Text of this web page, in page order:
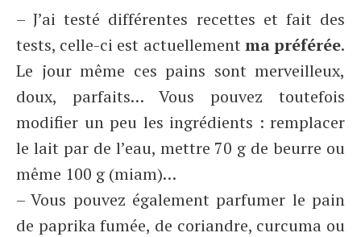
– J’ai testé différentes recettes et fait des
tests, celle-ci est actuellement ma préférée.
Le jour même ces pains sont merveilleux,
doux, parfaits… Vous pouvez toutefois
modifier un peu les ingrédients : remplacer
le lait par de l’eau, mettre 70 g de beurre ou
même 100 g (miam)…
– Vous pouvez également parfumer le pain
de paprika fumée, de coriandre, curcuma ou